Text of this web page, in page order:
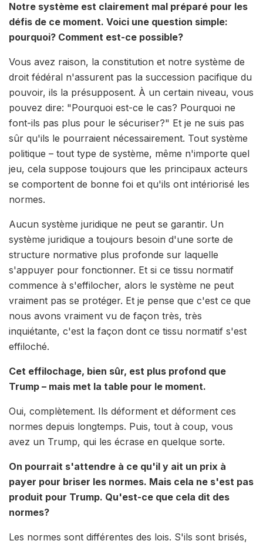
Notre système est clairement mal préparé pour les
défis de ce moment. Voici une question simple:
pourquoi? Comment est-ce possible?
Vous avez raison, la constitution et notre système de
droit fédéral n'assurent pas la succession pacifique du
pouvoir, ils la présupposent. À un certain niveau, vous
pouvez dire: "Pourquoi est-ce le cas? Pourquoi ne
font-ils pas plus pour le sécuriser?" Et je ne suis pas
sûr qu'ils le pourraient nécessairement. Tout système
politique – tout type de système, même n'importe quel
jeu, cela suppose toujours que les principaux acteurs
se comportent de bonne foi et qu'ils ont intériorisé les
normes.
Aucun système juridique ne peut se garantir. Un
système juridique a toujours besoin d'une sorte de
structure normative plus profonde sur laquelle
s'appuyer pour fonctionner. Et si ce tissu normatif
commence à s'effilocher, alors le système ne peut
vraiment pas se protéger. Et je pense que c'est ce que
nous avons vraiment vu de façon très, très
inquiétante, c'est la façon dont ce tissu normatif s'est
effiloché.
Cet effilochage, bien sûr, est plus profond que
Trump – mais met la table pour le moment.
Oui, complètement. Ils déforment et déforment ces
normes depuis longtemps. Puis, tout à coup, vous
avez un Trump, qui les écrase en quelque sorte.
On pourrait s'attendre à ce qu'il y ait un prix à
payer pour briser les normes. Mais cela ne s'est pas
produit pour Trump. Qu'est-ce que cela dit des
normes?
Les normes sont différentes des lois. S'ils sont brisés,